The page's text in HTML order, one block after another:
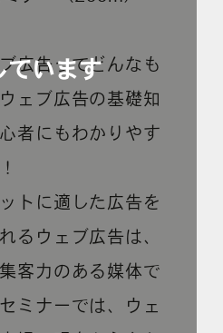
ング用語集
広告ってどんなも
ェブ広告の基礎知
者にもわかりやす
トに適した広告を
るウェブ広告は、
客力のある媒体で
ミナーでは、ウェ